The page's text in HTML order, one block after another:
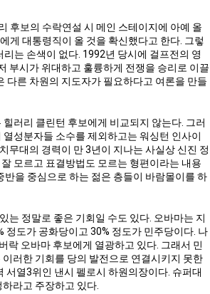
후보의 수락연설 시 메인 스테이지에 아예 올
게 대통령직이 올 것을 확신했다고 한다. 그렇
는 손색이 없다. 1992년 당시에 걸프전의 영
부시가 위대하고 훌륭하게 전쟁을 승리로 이끌
다른 차원의 지도자가 필요하다고 여론을 만들
러리 클린턴 후보에게 비교되지 않는다. 그러
성분자들 소수를 제외하고는 워싱턴 인사이
무대의 경력이 만 3년이 지나는 사실상 신진 정
모르고 표결방법도 모르는 형편이라는 내용
반을 중심으로 하는 젊은 층들이 바람몰이를 하
는 정말로 좋은 기회일 수도 있다. 오바마는 지
도가 공화당이고 30% 정도가 민주당이다. 나
락 오바마 후보에게 열광하고 있다. 그래서 민
러한 기회를 당의 발전으로 연결시키지 못한
서열3위인 낸시 펠로시 하원의장이다. 슈퍼대
라고 주장하고 있다.